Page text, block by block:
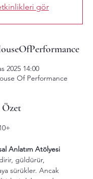
gör
2025 14:00
Of Performance
Özet
Anlatım Atölyesi
güldürür,
sürükler. Ancak